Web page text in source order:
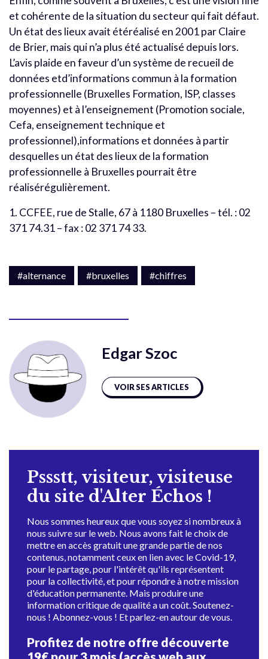
et cohérente de la situation du secteur qui fait défaut.
Un état des lieux avait étéréalisé en 2001 par Claire
de Brier, mais qui n’a plus été actualisé depuis lors.
L’avis plaide en faveur d’un système de recueil de
données etd’informations commun à la formation
professionnelle (Bruxelles Formation, ISP, classes
moyennes) et à l’enseignement (Promotion sociale,
Cefa, enseignement technique et
professionnel),informations et données à partir
desquelles un état des lieux de la formation
professionnelle à Bruxelles pourrait être
réalisérégulièrement.
1. CCFEE, rue de Stalle, 67 à 1180 Bruxelles – tél. : 02
371 74.31 – fax : 02 371 74 33.
#alternance #bruxelles #chiffres
Edgar Szoc
VOIR SES ARTICLES
Pssstt, visiteur, visiteuse
du site d'Alter Échos !
Nous sommes heureux que vous soyez si nombreux à
nous suivre sur le web. Nous avons fait le choix de
mettre en accès gratuit une grande partie de nos
contenus, notamment ceux en lien avec le Covid-19,
pour le partage, pour l'intérêt qu'ils représentent
pour la collectivité, et pour répondre à notre mission
d'éducation permanente. Mais produire une
information critique de qualité a un coût. Soutenez-
nous ! Abonnez-vous ! Et parlez-en autour de vous.
Profitez de notre offre découverte